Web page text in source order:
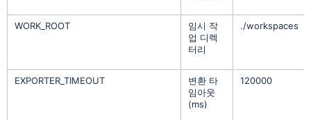
WORK_ROOT
임시 작
업 디렉
터리
./workspaces
EXPORTER_TIMEOUT
변환 타
임아웃
(ms)
120000